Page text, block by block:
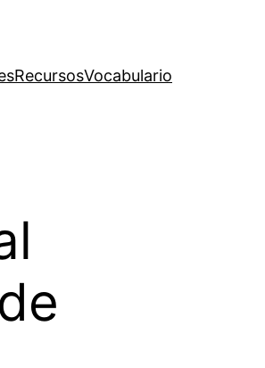
RecursosVocabulario